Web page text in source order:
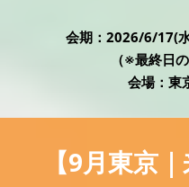
HR EXPO
オンライ
2026年06
東京ビッ
会期：2026/6/17(
（※最終日
会場：東
【9月東京